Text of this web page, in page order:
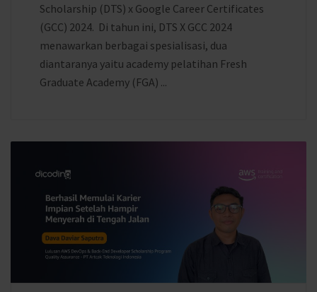
Scholarship (DTS) x Google Career Certificates
(GCC) 2024. Di tahun ini, DTS X GCC 2024
menawarkan berbagai spesialisasi, dua
diantaranya yaitu academy pelatihan Fresh
Graduate Academy (FGA) ...